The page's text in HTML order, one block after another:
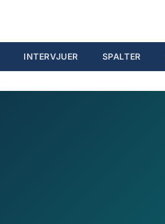
INTERVJUER SPALTER